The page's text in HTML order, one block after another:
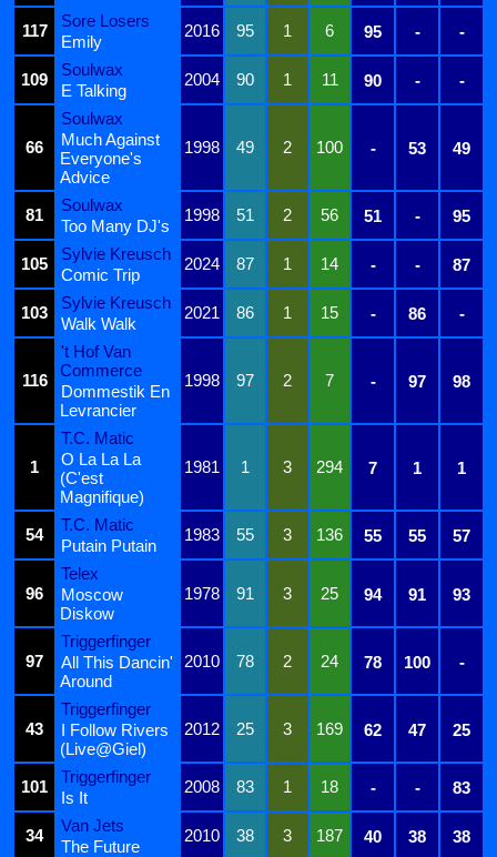
117
Sore Losers
2016 95 1 6 95 - -
Emily
109
Soulwax
2004 90 1 11 90 - -
E Talking
66
Soulwax
1998
49 2 100 - 53 49
Much Against
Everyone's
Advice
81
Soulwax
1998 51 2 56 51 - 95
Too Many DJ's
105
Sylvie Kreusch
2024 87 1 14 - - 87
Comic Trip
103
Sylvie Kreusch
2021 86 1 15 - 86 -
Walk Walk
116
't Hof Van
Commerce
1998 97 2 7 - 97 98
Dommestik En
Levrancier
1
T.C. Matic
1981
1 3 294 7 1 1
O La La La
(C'est
Magnifique)
54
T.C. Matic
1983 55 3 136 55 55 57
Putain Putain
96
Telex
1978
91 3 25 94 91 93
Moscow
Diskow
97
Triggerfinger
2010
78 2 24 78 100 -
All This Dancin'
Around
43
Triggerfinger
2012
25 3 169 62 47 25
I Follow Rivers
(Live@Giel)
101
Triggerfinger
2008 83 1 18 - - 83
Is It
34
Van Jets
2010 38 3 187 40 38 38
The Future